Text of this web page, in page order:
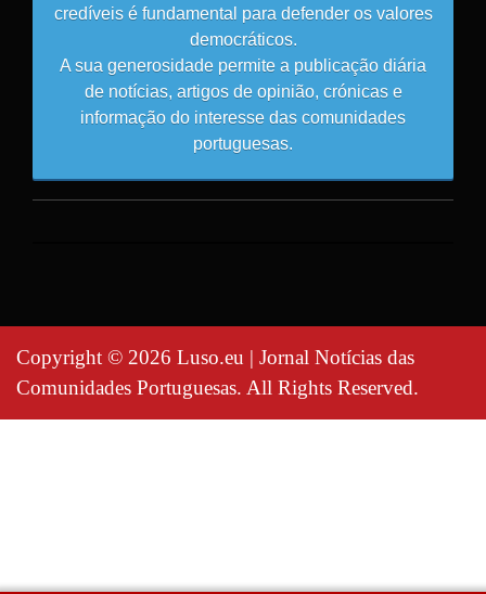
credíveis é fundamental para defender os valores
democráticos.
A sua generosidade permite a publicação diária
de notícias, artigos de opinião, crónicas e
informação do interesse das comunidades
portuguesas.
Copyright © 2026 Luso.eu | Jornal Notícias das
Comunidades Portuguesas. All Rights Reserved.